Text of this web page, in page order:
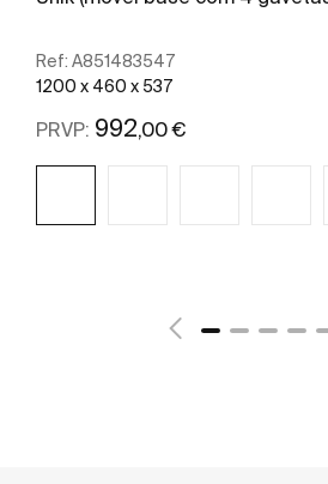
Ref: A851483547
1200 x 460 x 537
PRVP: 992,00 €